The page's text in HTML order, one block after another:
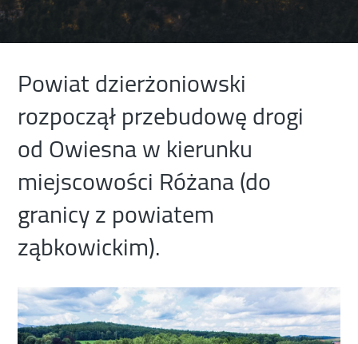
Powiat dzierżoniowski
rozpoczął przebudowę drogi
od Owiesna w kierunku
miejscowości Różana (do
granicy z powiatem
ząbkowickim).